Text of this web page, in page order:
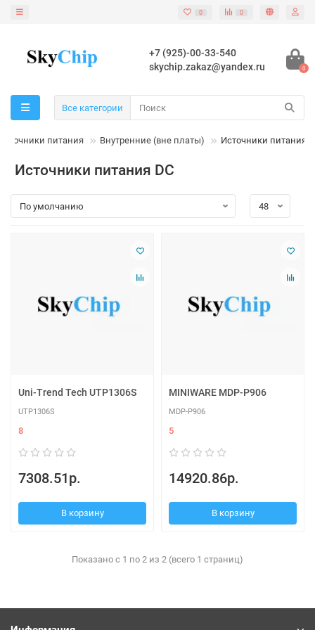
0 0
+7 (925)-00-33-540
skychip.zakaz@yandex.ru
0
Все категории
питания Внутренние (вне платы) Источники питания
Источники питания DC
Uni-Trend Tech UTP1306S
UTP1306S
8
7308.51р.
В корзину
MINIWARE MDP-P906
MDP-P906
5
14920.86р.
В корзину
Показано с 1 по 2 из 2 (всего 1 страниц)